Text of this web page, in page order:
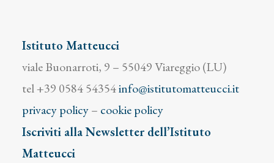
Istituto Matteucci
viale Buonarroti, 9 – 55049 Viareggio (LU)
tel +39 0584 54354info@istitutomatteucci.it
privacy policy– cookie policy
Iscriviti alla Newsletter dell’Istituto
Matteucci